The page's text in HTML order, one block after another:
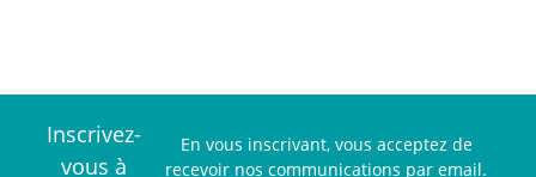
Inscrivez-
vous à
En vous inscrivant, vous acceptez de
recevoir nos communications par email.